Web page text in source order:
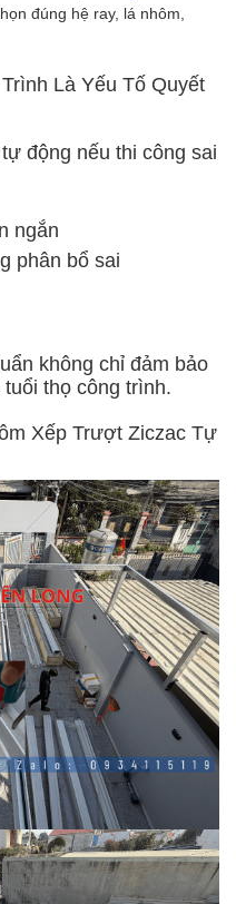
đúng hệ ray, lá nhôm,
Là Yếu Tố Quyết
động nếu thi công sai
ngắn
phân bổ sai
không chỉ đảm bảo
thọ công trình.
Xếp Trượt Ziczac Tự